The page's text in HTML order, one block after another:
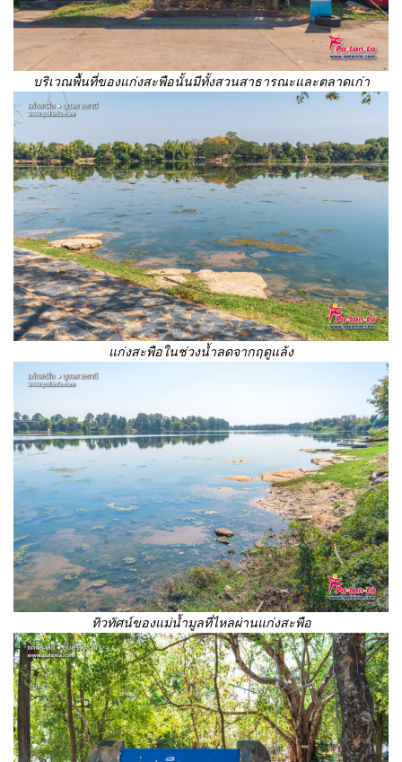
บริเวณพื้นที่ของแก่งสะพือนั้นมีทั้งสวนสาธารณะและตลาดเก่า
แก่งสะพือในช่วงน้ำลดจากฤดูแล้ง
ทิวทัศน์ของแม่น้ำมูลที่ไหลผ่านแก่งสะพือ